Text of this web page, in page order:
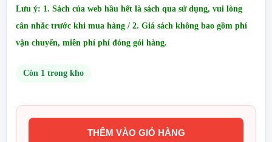
995.000 ₫.
Lưu ý: 1. Sách của web hầu hết là sách qua sử dụng, vui lòng
cân nhắc trước khi mua hàng / 2. Giá sách không bao gồm phí
vận chuyển, miễn phí phí đóng gói hàng.
Còn 1 trong kho
THÊM VÀO GIỎ HÀNG